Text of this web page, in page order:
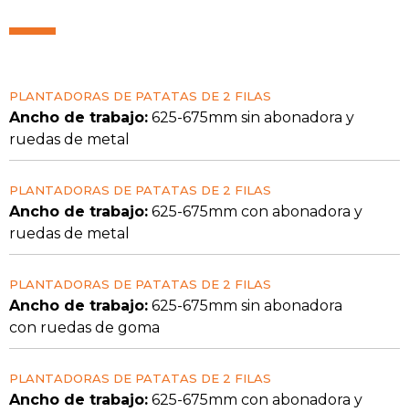
PLANTADORAS DE PATATAS DE 2 FILAS
Ancho de trabajo: 625-675mm sin abonadora y
ruedas de metal
PLANTADORAS DE PATATAS DE 2 FILAS
Ancho de trabajo: 625-675mm con abonadora y
ruedas de metal
PLANTADORAS DE PATATAS DE 2 FILAS
Ancho de trabajo: 625-675mm sin abonadora
con ruedas de goma
PLANTADORAS DE PATATAS DE 2 FILAS
Ancho de trabajo: 625-675mm con abonadora y